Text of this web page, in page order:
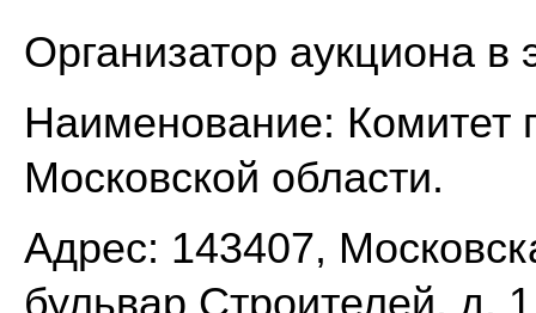
Организатор аукциона
Наименование: Комитет
Московской области.
Адрес: 143407,
бульвар Строителей, д.